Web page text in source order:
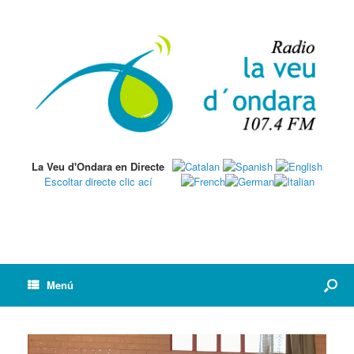
La Veu d'Ondara en Directe
Escoltar directe clic ací
Menú